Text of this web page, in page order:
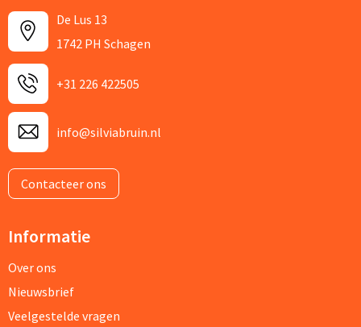
De Lus 13
1742 PH Schagen
+31 226 422505
info@silviabruin.nl
Contacteer ons
Informatie
Over ons
Nieuwsbrief
Veelgestelde vragen